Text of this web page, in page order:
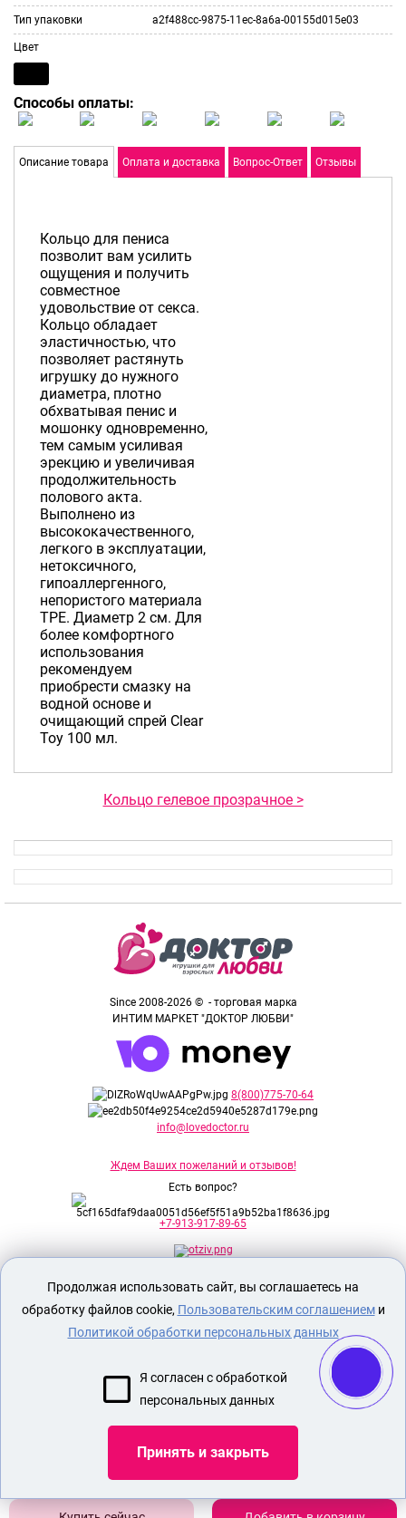
Тип упаковки a2f488cc-9875-11ec-8a6a-00155d015e03
Цвет
Способы оплаты:
Описание товара Оплата и доставка Вопрос-Ответ Отзывы
Кольцо для пениса
позволит вам усилить
ощущения и получить
совместное
удовольствие от секса.
Кольцо обладает
эластичностью, что
позволяет растянуть
игрушку до нужного
диаметра, плотно
обхватывая пенис и
мошонку одновременно,
тем самым усиливая
эрекцию и увеличивая
продолжительность
полового акта.
Выполнено из
высококачественного,
легкого в эксплуатации,
нетоксичного,
гипоаллергенного,
непористого материала
TPE. Диаметр 2 см. Для
более комфортного
использования
рекомендуем
приобрести смазку на
водной основе и
очищающий спрей Clear
Toy 100 мл.
Кольцо гелевое прозрачное >
Since 2008-2026 © - торговая марка
ИНТИМ МАРКЕТ "ДОКТОР ЛЮБВИ"
8(800)775-70-64
info@lovedoctor.ru
Ждем Ваших пожеланий и отзывов!
Есть вопрос?
+7-913-917-89-65
Секс шоп Доктор Любви предназначен
исключительно для лиц старше 18 лет!
Вся продукция имеет знак EAC
Евразийского соответствия.
ЭРОТИЧЕСКОЕ БЕЛЬЕ
Показать еще
Продолжая использовать сайт, вы соглашаетесь на
обработку файлов cookie, Пользовательским соглашениеми
Политикой обработки персональных данных
Я согласен с обработкой
персональных данных
Принять и закрыть